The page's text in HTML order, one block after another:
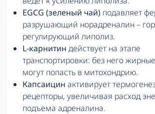
EGCG (зеленый чай) подавляет
разрушающий норадреналин –
регулирующий липолиз.
L-карнитин действует на этапе
транспортировки: без него
могут попасть в митохондрию.
Капсаицин активирует
рецепторы, увеличивая расход
подъема адреналина.